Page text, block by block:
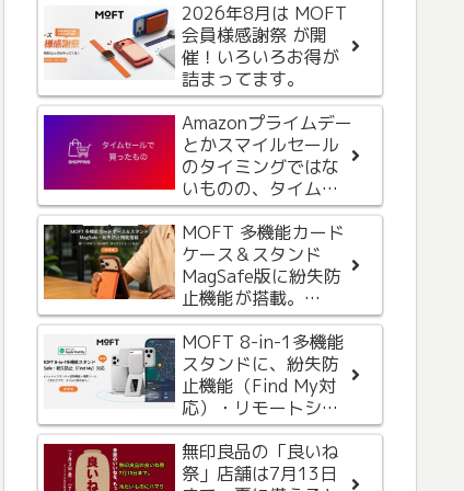
2026年8月は MOFT
会員様感謝祭 が開
催！いろいろお得が
詰まってます。
Amazonプライムデー
とかスマイルセール
のタイミングではな
いものの、タイムセ
ールもなかな
か・・・
MOFT 多機能カード
ケース＆スタンド
MagSafe版に紛失防
止機能が搭載。
iPhoneの「探す」と
Androidの「Find
Hub」機能に対応
MOFT 8-in-1多機能
スタンドに、紛失防
止機能（Find My対
応）・リモートシャ
ッターボタンが追加
されて新登場
無印良品の「良いね
祭」店舗は7月13日
iPhone 15 Proから
Apple Watch への給
電を試してみた
NOMADのApple
Watch用バンド
STRATOS BANDを購
入。自分史上、一番
高価で気に入ったバ
ンドレビュー（２）
Amazonブラックフラ
イデー先行セール開
始といいつつ数日前
に買ったものも含め
て紹介
身だしなみに
MacBookを持ち歩
く？手のひらサイズ
のMacBookの手鏡を
買ってみました。